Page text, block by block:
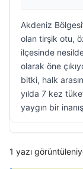
Akdeniz
olan tirşik otu,
ilçesinde
olarak öne
bitki, halk
yılda 7 kez
yaygın bir
1 yazı